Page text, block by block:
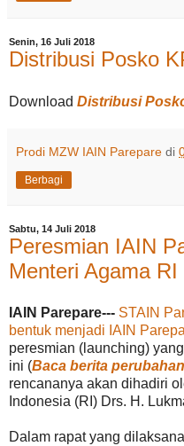
Senin, 16 Juli 2018
Distribusi Posko
Download Distribusi
Prodi MZW IAIN Parepare di
Berbagi
Sabtu, 14 Juli 2018
Peresmian IAIN
Menteri Agama RI
IAIN Parepare--- STAIN
bentuk menjadi IAIN
peresmian (launching)
ini (Baca berita
rencananya akan dihadiri
Indonesia (RI) Drs. H.
Dalam rapat yang